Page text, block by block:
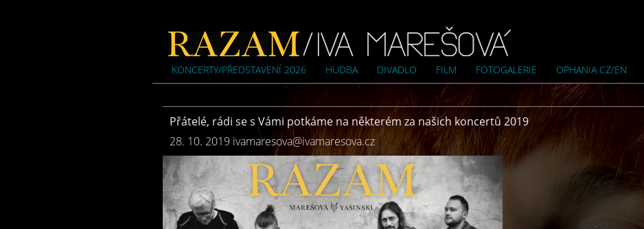
KONCERTY/PŘEDSTAVENÍ 2026 HUDBA DIVADLO FILM FOTOGALERIE OPHANIA CZ/EN
Přátelé, rádi se s Vámi potkáme na některém za našich koncertů 2019
28. 10. 2019 ivamaresova@ivamaresova.cz